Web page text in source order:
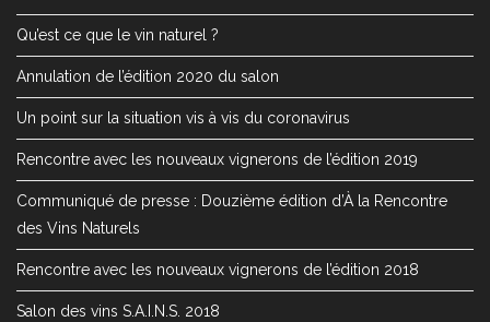
Qu’est ce que le vin naturel ?
Annulation de l’édition 2020 du salon
Un point sur la situation vis à vis du coronavirus
Rencontre avec les nouveaux vignerons de l’édition 2019
Communiqué de presse : Douzième édition d’À la Rencontre
des Vins Naturels
Rencontre avec les nouveaux vignerons de l’édition 2018
Salon des vins S.A.I.N.S. 2018